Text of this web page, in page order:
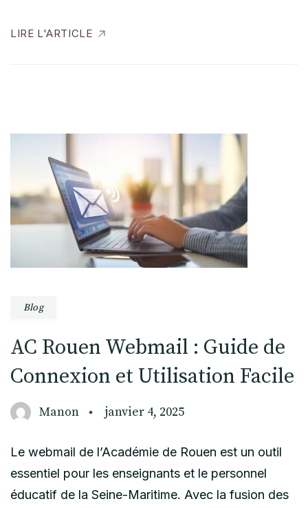
LIRE L'ARTICLE
Blog
AC Rouen Webmail : Guide de
Connexion et Utilisation Facile
Manon janvier 4, 2025
Le webmail de l’Académie de Rouen est un outil
essentiel pour les enseignants et le personnel
éducatif de la Seine-Maritime. Avec la fusion des